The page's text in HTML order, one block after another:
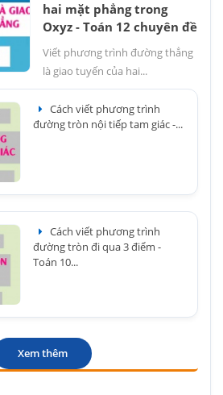
hai mặt phẳng trong
Oxyz - Toán 12 chuyên đề
Viết phương trình đường thẳng
là giao tuyến của hai...
Cách viết phương trình
đường tròn nội tiếp tam giác -...
Cách viết phương trình
đường tròn đi qua 3 điểm -
Toán 10...
Xem thêm